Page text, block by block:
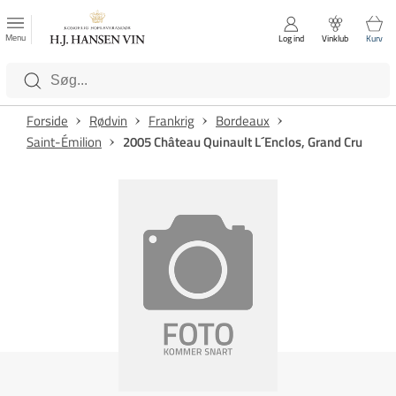
Luk
Kategorier
Menu Log ind Vinklub Kurv
Forside Rødvin Frankrig
Bordeaux
Saint-Émilion
2005 Château Quinault L´Enclos, Grand Cru